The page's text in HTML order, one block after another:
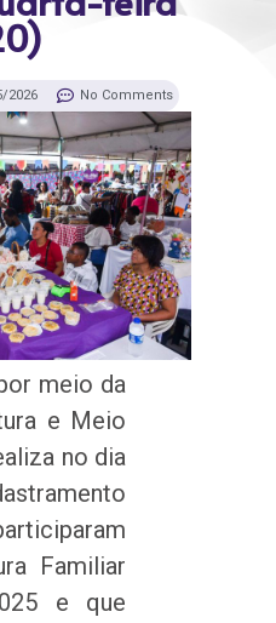
2026 No Comments
meio da
e Meio
no dia
Familiar
e que